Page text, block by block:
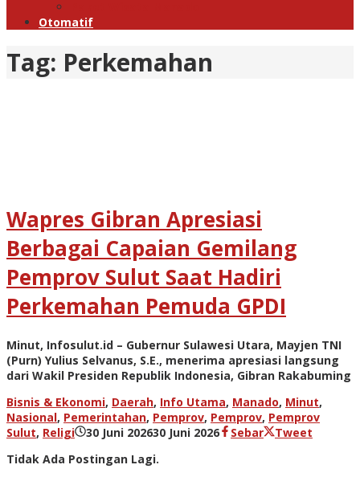
Otomatif
Tag: Perkemahan
Wapres Gibran Apresiasi
Berbagai Capaian Gemilang
Pemprov Sulut Saat Hadiri
Perkemahan Pemuda GPDI
Minut, Infosulut.id – Gubernur Sulawesi Utara, Mayjen TNI
(Purn) Yulius Selvanus, S.E., menerima apresiasi langsung
dari Wakil Presiden Republik Indonesia, Gibran Rakabuming
Bisnis & Ekonomi, Daerah, Info Utama, Manado, Minut,
Nasional, Pemerintahan, Pemprov, Pemprov, Pemprov
Sulut, Religi 30 Juni 202630 Juni 2026olehSebar
Tweet
Tidak Ada Postingan Lagi.